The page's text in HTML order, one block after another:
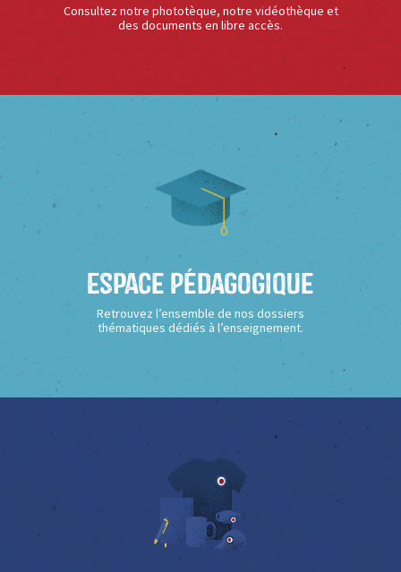
Consultez notre phototèque, notre vidéothèque et
des documents en libre accès.
Espace Pédagogique
Retrouvez l’ensemble de nos dossiers
thématiques dédiés à l’enseignement.